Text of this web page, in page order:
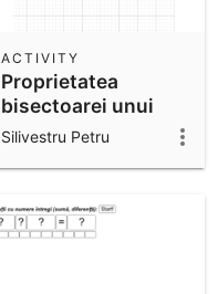
Proprietatea
bisectoarei unui
unghi
ACTIVITY
Silivestru Petru